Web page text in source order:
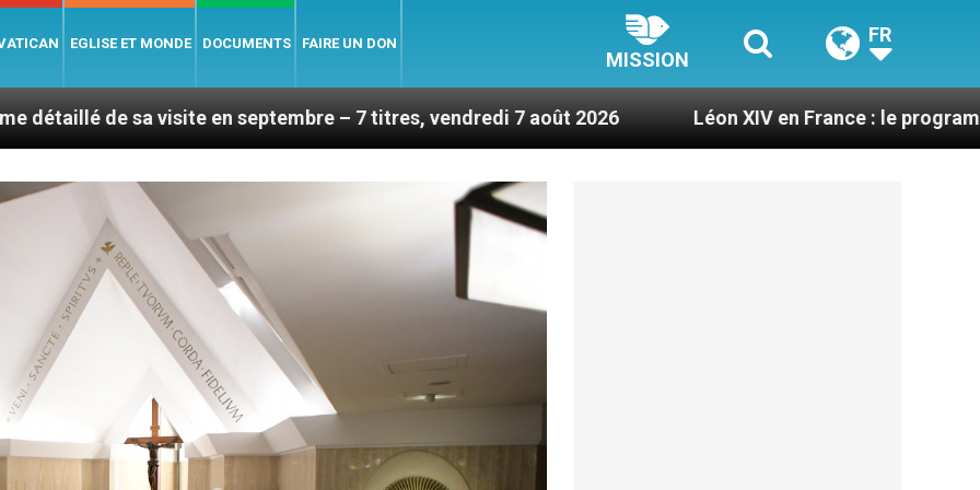
EGLISE ET MONDE DOCUMENTS FAIRE UN DON
MISSION
FR
en septembre – 7 titres, vendredi 7 août 2026 Léon XIV en France : le programme détaillé de